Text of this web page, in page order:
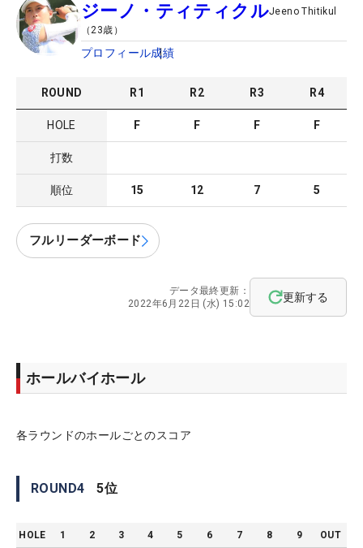
ジーノ・ティティクルJeeno Thitikul
（23歳）
プロフィール成績
ROUND R1 R2 R3 R4
HOLE F F F F
打数
順位 15 12 7 5
フルリーダーボード
データ最終更新：
2022年6月22日 (水) 15:02
更新する
ホールバイホール
各ラウンドのホールごとのスコア
ROUND4 5位
HOLE 1 2 3 4 5 6 7 8 9 OUT